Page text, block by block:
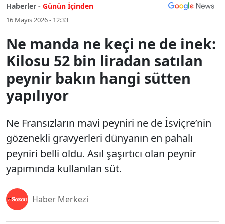
Haberler - Günün İçinden
16 Mayıs 2026 - 12:33
Ne manda ne keçi ne de inek:
Kilosu 52 bin liradan satılan
peynir bakın hangi sütten
yapılıyor
Ne Fransızların mavi peyniri ne de İsviçre’nin
gözenekli gravyerleri dünyanın en pahalı
peyniri belli oldu. Asıl şaşırtıcı olan peynir
yapımında kullanılan süt.
Haber Merkezi